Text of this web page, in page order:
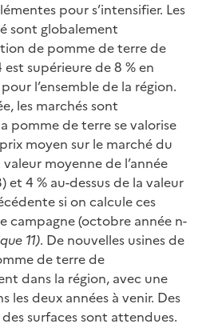
pour s’intensifier. Les
sont globalement
de pomme de terre de
supérieure de 8 % en
l’ensemble de la région.
les marchés sont
pomme de terre se valorise
moyen sur le marché du
valeur moyenne de l’année
4 % au-dessus de la valeur
si on calcule ces
campagne (octobre année n-
11). De nouvelles usines de
de terre de
dans la région, avec une
les deux années à venir. Des
surfaces sont attendues.